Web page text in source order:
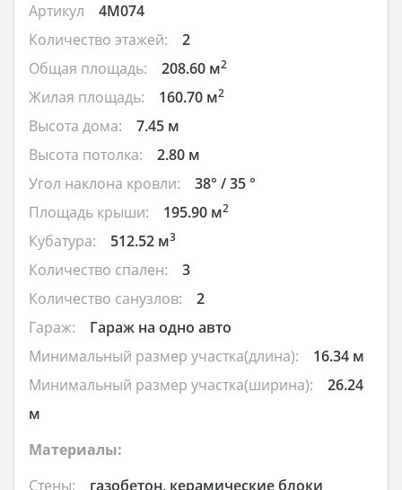
Артикул
4M074
Количество этажей:
2
Общая площадь:
208.60 м2
Жилая площадь: 160.70 м2
Высота дома:
7.45 м
Высота потолка:
2.80 м
Угол наклона кровли:
38° / 35 °
Площадь крыши:
195.90 м2
Кубатура: 512.52 м3
Количество спален:
3
Количество санузлов:
2
Гараж:
Гараж на одно авто
Минимальный размер участка(длина):
16.34 м
Минимальный размер участка(ширина):
26.24
м
Материалы:
Стены:
газобетон, керамические блоки